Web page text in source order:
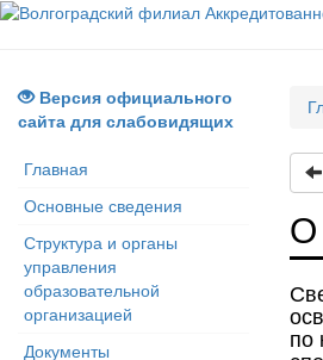
Версия официального
сайта для слабовидящих
Главная
Основные сведения
Структура и органы
управления
образовательной
организацией
Документы
О
по